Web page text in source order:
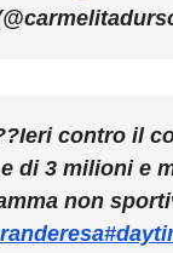
contro il
di 3 milioni e
non